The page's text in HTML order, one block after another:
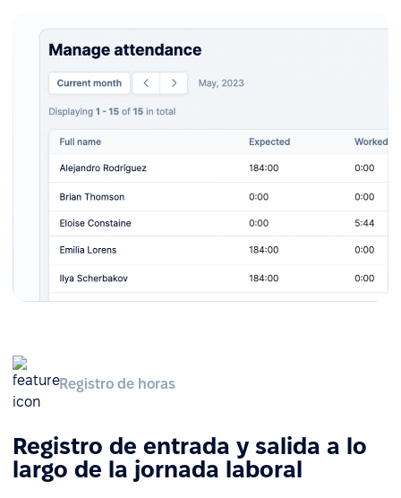
Registro de horas
Registro de entrada y salida a lo
largo de la jornada laboral